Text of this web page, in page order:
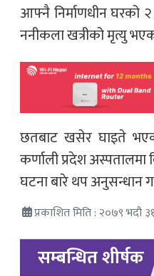
आफ्नै निर्माणधीन घरको
ननीकला खत्रीको मृत्यु
छतबाट खसेर घाइते
कर्णाली प्रदेश अस्पतालमा
घटना बारे थप अनुसन्धान
प्रकाशित मिति : २०७९ भदौ
सम्बन्धित शीर्षक